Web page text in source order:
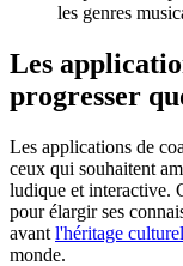
les genres
Les
progresser
Les applications de
ceux qui souhaitent
ludique et interactive.
pour élargir ses
avant l'héritage
monde.